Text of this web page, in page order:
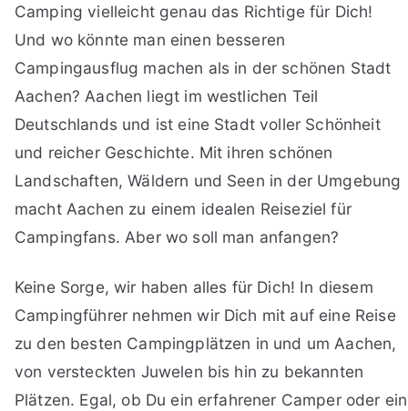
Camping vielleicht genau das Richtige für Dich!
Und wo könnte man einen besseren
Campingausflug machen als in der schönen Stadt
Aachen? Aachen liegt im westlichen Teil
Deutschlands und ist eine Stadt voller Schönheit
und reicher Geschichte. Mit ihren schönen
Landschaften, Wäldern und Seen in der Umgebung
macht Aachen zu einem idealen Reiseziel für
Campingfans. Aber wo soll man anfangen?
Keine Sorge, wir haben alles für Dich! In diesem
Campingführer nehmen wir Dich mit auf eine Reise
zu den besten Campingplätzen in und um Aachen,
von versteckten Juwelen bis hin zu bekannten
Plätzen. Egal, ob Du ein erfahrener Camper oder ein